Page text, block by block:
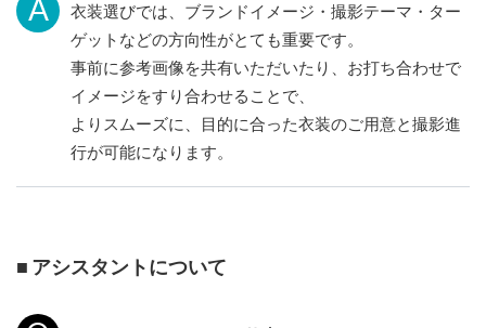
衣装選びでは、ブランドイメージ・撮影テーマ・ター
ゲットなどの方向性がとても重要です。
事前に参考画像を共有いただいたり、お打ち合わせで
イメージをすり合わせることで、
よりスムーズに、目的に合った衣装のご用意と撮影進
行が可能になります。
■ アシスタントについて